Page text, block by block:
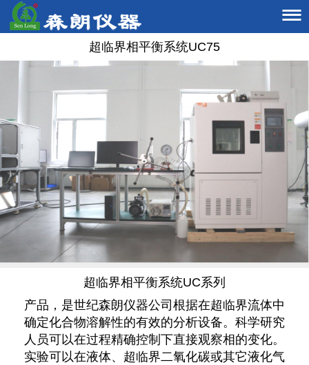

超临界相平衡系统UC75
超临界相平衡系统UC系列
产品，是世纪森朗仪器公司根据在超临界流体中
确定化合物溶解性的有效的分析设备。科学研究
人员可以在过程精确控制下直接观察相的变化。
实验可以在液体、超临界二氧化碳或其它液化气